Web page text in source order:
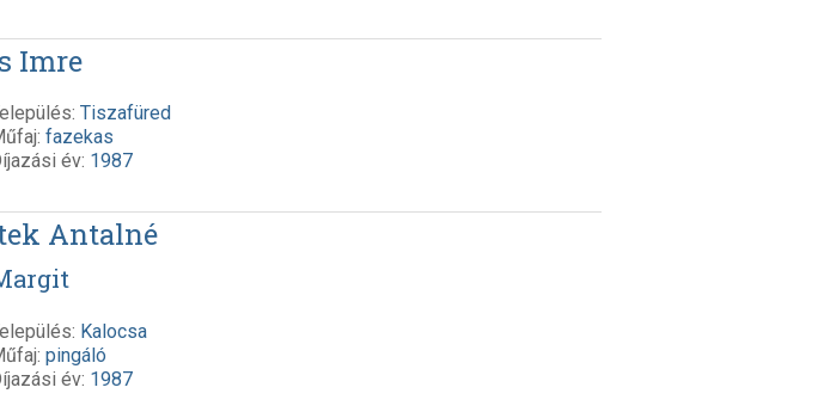
Imre
Tiszafüred
fazekas
év: 1987
Antalné
Kalocsa
pingáló
év: 1987